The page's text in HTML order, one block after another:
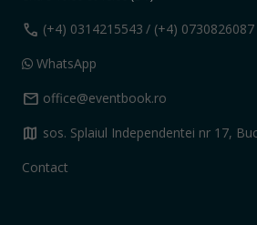
call (+4) 0314215543 / (+4) 0730826087
WhatsApp
mail office@eventbook.ro
map sos. Splaiul Independentei nr 17,
Contact